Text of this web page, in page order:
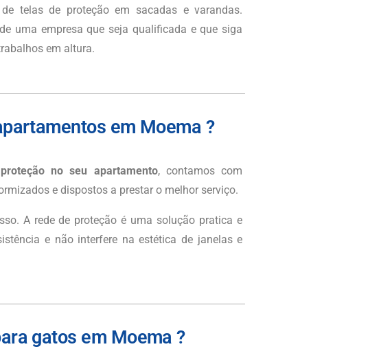
telas de proteção em sacadas e varandas.
uma empresa que seja qualificada e que siga
em altura.
em Moema ?
no seu apartamento, contamos com
e dispostos a prestar o melhor serviço.
A rede de proteção é uma solução pratica e
e não interfere na estética de janelas e
gatos em Moema ?